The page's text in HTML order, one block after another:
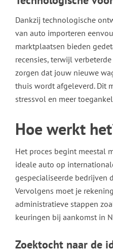
Dankzij technologische
van auto importeren
marktplaatsen bieden
recensies, terwijl
zorgen dat jouw nieuwe
thuis wordt afgeleverd. Dit
stressvol en meer
Hoe werkt
Het proces begint meestal
ideale auto op
gespecialiseerde bedrijven
Vervolgens moet je
administratieve stappen
keuringen bij aankomst in
Zoektocht naar de